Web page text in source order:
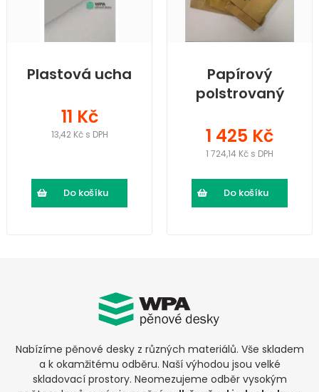
Plastová ucha
11 Kč
13,42 Kč s DPH
Do košíku
Papírový
polstrovaný
balení 200ks
1 425 Kč
1 724,14 Kč s DPH
Do košíku
Nabízíme pěnové desky z různých materiálů. Vše skladem
a k okamžitému odběru. Naší výhodou jsou velké
skladovací prostory. Neomezujeme odběr vysokým